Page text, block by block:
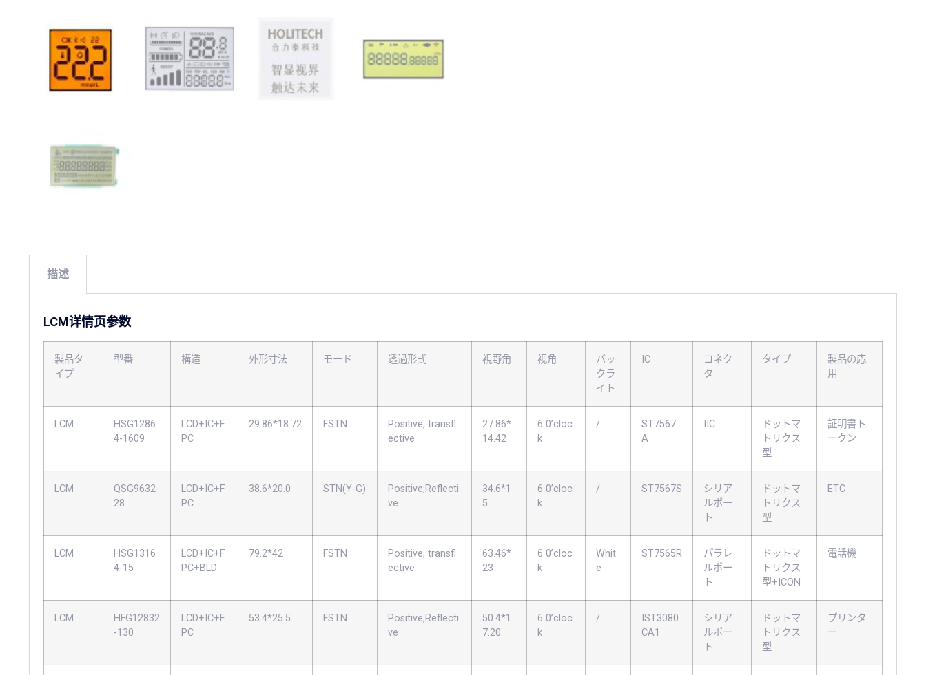
描述
LCM详情页参数
製品タ
イプ
型番 構造 外形寸法 モード 透過形式 視野角 视角
バッ
クラ
イト
IC
コネク
タ
タイプ
製品の応
用
LCM
HSG1286
4-1609
LCD+IC+F
PC
29.86*18.72 FSTN
Positive, transfl
ective
27.86*
14.42
6 0’cloc
k
/
ST7567
A
IIC
ドットマ
トリクス
型
証明書ト
ークン
LCM
QSG9632-
28
LCD+IC+F
PC
38.6*20.0 STN(Y-G)
Positive,Reflecti
ve
34.6*1
5
6 0’cloc
k
/ ST7567S
シリア
ルポー
ト
ドットマ
トリクス
型
ETC
LCM
HSG1316
4-15
LCD+IC+F
PC+BLD
79.2*42 FSTN
Positive, transfl
ective
63.46*
23
6 0’cloc
k
Whit
e
ST7565R
パラレ
ルポー
ト
ドットマ
トリクス
型+ICON
電話機
LCM
HFG12832
-130
LCD+IC+F
PC
53.4*25.5 FSTN
Positive,Reflecti
ve
50.4*1
7.20
6 0’cloc
k
/
IST3080
CA1
シリア
ルポー
ト
ドットマ
トリクス
型
プリンタ
ー